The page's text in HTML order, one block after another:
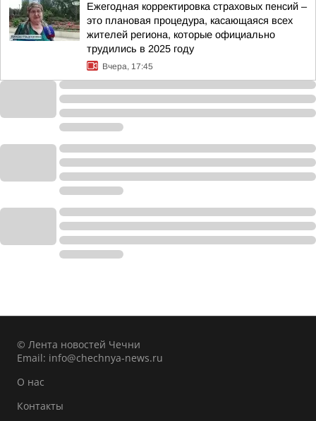
Ежегодная корректировка страховых пенсий –
это плановая процедура, касающаяся всех
жителей региона, которые официально
трудились в 2025 году
Вчера, 17:45
© Лента новостей Чечни
Email: info@chechnya-news.ru
О нас
Контакты